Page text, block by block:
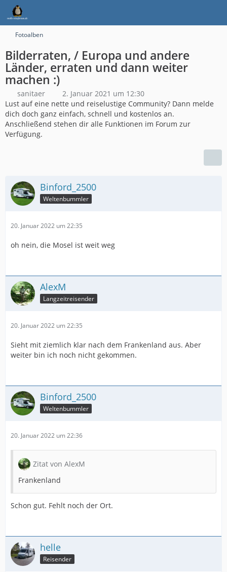
Fotoalben
Bilderraten, / Europa und andere
Länder, erraten und dann weiter
machen :)
sanitaer
2. Januar 2021 um 12:30
Lust auf eine nette und reiselustige Community? Dann melde
dich doch ganz einfach, schnell und kostenlos an.
Anschließend stehen dir alle Funktionen im Forum zur
Verfügung.
Binford_2500
Weltenbummler
20. Januar 2022 um 22:35
oh nein, die Mosel ist weit weg
AlexM
Langzeitreisender
20. Januar 2022 um 22:35
Sieht mit ziemlich klar nach dem Frankenland aus. Aber
weiter bin ich noch nicht gekommen.
Binford_2500
Weltenbummler
20. Januar 2022 um 22:36
Zitat von AlexM
Frankenland
Schon gut. Fehlt noch der Ort.
helle
Reisender